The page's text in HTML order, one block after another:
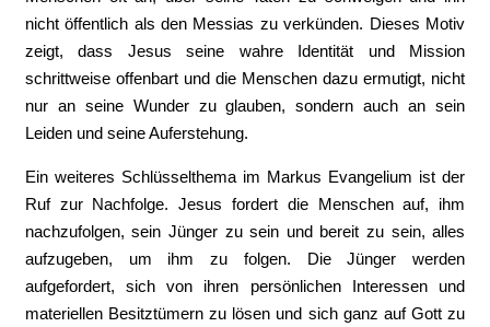
nicht öffentlich als den Messias zu verkünden. Dieses Motiv
zeigt, dass Jesus seine wahre Identität und Mission
schrittweise offenbart und die Menschen dazu ermutigt, nicht
nur an seine Wunder zu glauben, sondern auch an sein
Leiden und seine Auferstehung.
Ein weiteres Schlüsselthema im Markus Evangelium ist der
Ruf zur Nachfolge. Jesus fordert die Menschen auf, ihm
nachzufolgen, sein Jünger zu sein und bereit zu sein, alles
aufzugeben, um ihm zu folgen. Die Jünger werden
aufgefordert, sich von ihren persönlichen Interessen und
materiellen Besitztümern zu lösen und sich ganz auf Gott zu